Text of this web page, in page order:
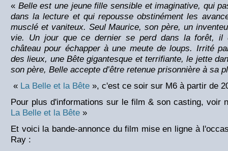
« Belle est une jeune fille sensible et imaginative, qui
dans la lecture et qui repousse obstinément les
musclé et vaniteux. Seul Maurice, son père, un
vie. Un jour que ce dernier se perd dans la forêt, il
château pour échapper à une meute de loups. Irrité
des lieux, une Bête gigantesque et terrifiante, le jette
son père, Belle accepte d’être retenue prisonnière à sa
« La Belle et la Bête », c'est ce soir sur M6 à partir de
Pour plus d'informations sur le film & son casting, voir
La Belle et la Bête »
Et voici la bande-annonce du film mise en ligne à
Ray :